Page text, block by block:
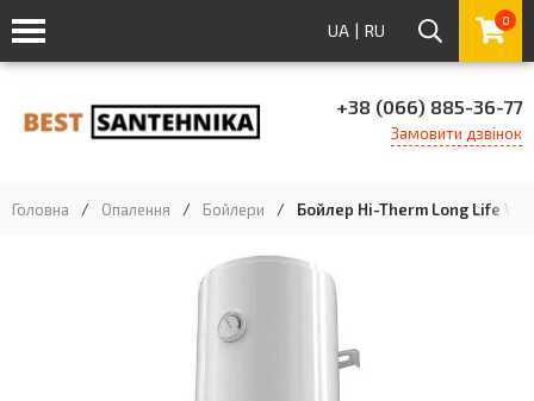
UA | RU 0
+38 (066) 885-36-77
Замовити дзвінок
Головна / Опалення / Бойлери / Бойлер Hi-Therm Long Life